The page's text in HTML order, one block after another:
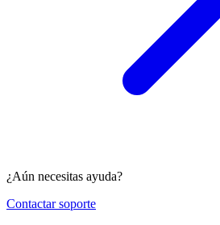
¿Aún necesitas ayuda?
Contactar soporte